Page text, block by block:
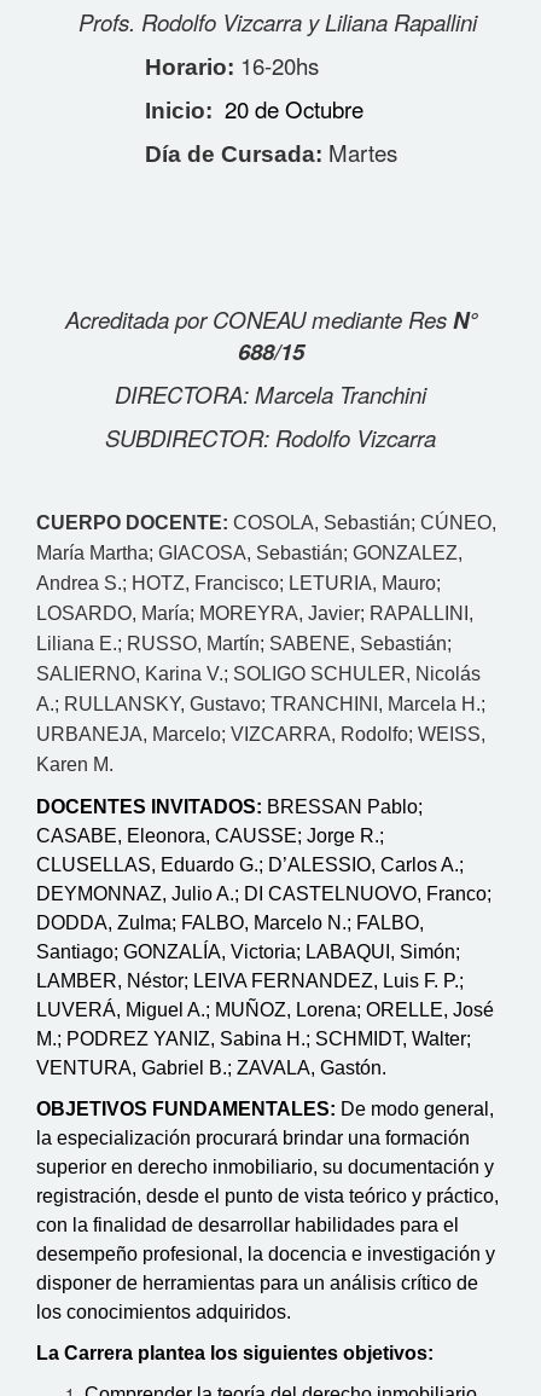
Profs. Rodolfo Vizcarra y Liliana Rapallini
Horario: 16-20hs
Inicio: 20 de Octubre
Día de Cursada: Martes
Acreditada por CONEAU mediante ResN°
688/15
DIRECTORA: Marcela Tranchini
SUBDIRECTOR: Rodolfo Vizcarra
CUERPO DOCENTE: COSOLA, Sebastián; CÚNEO,
María Martha; GIACOSA, Sebastián; GONZALEZ,
Andrea S.; HOTZ, Francisco; LETURIA, Mauro;
LOSARDO, María; MOREYRA, Javier; RAPALLINI,
Liliana E.; RUSSO, Martín; SABENE, Sebastián;
SALIERNO, Karina V.; SOLIGO SCHULER, Nicolás
A.; RULLANSKY, Gustavo; TRANCHINI, Marcela H.;
URBANEJA, Marcelo; VIZCARRA, Rodolfo; WEISS,
Karen M.
DOCENTES INVITADOS: BRESSAN Pablo;
CASABE, Eleonora, CAUSSE; Jorge R.;
CLUSELLAS, Eduardo G.; D’ALESSIO, Carlos A.;
DEYMONNAZ, Julio A.; DI CASTELNUOVO, Franco;
DODDA, Zulma; FALBO, Marcelo N.; FALBO,
Santiago; GONZALÍA, Victoria; LABAQUI, Simón;
LAMBER, Néstor; LEIVA FERNANDEZ, Luis F. P.;
LUVERÁ, Miguel A.; MUÑOZ, Lorena; ORELLE, José
M.; PODREZ YANIZ, Sabina H.; SCHMIDT, Walter;
VENTURA, Gabriel B.; ZAVALA, Gastón.
OBJETIVOS FUNDAMENTALES: De modo general,
la especialización procurará brindar una formación
superior en derecho inmobiliario, su documentación y
registración, desde el punto de vista teórico y práctico,
con la finalidad de desarrollar habilidades para el
desempeño profesional, la docencia e investigación y
disponer de herramientas para un análisis crítico de
los conocimientos adquiridos.
La Carrera plantea los siguientes objetivos: